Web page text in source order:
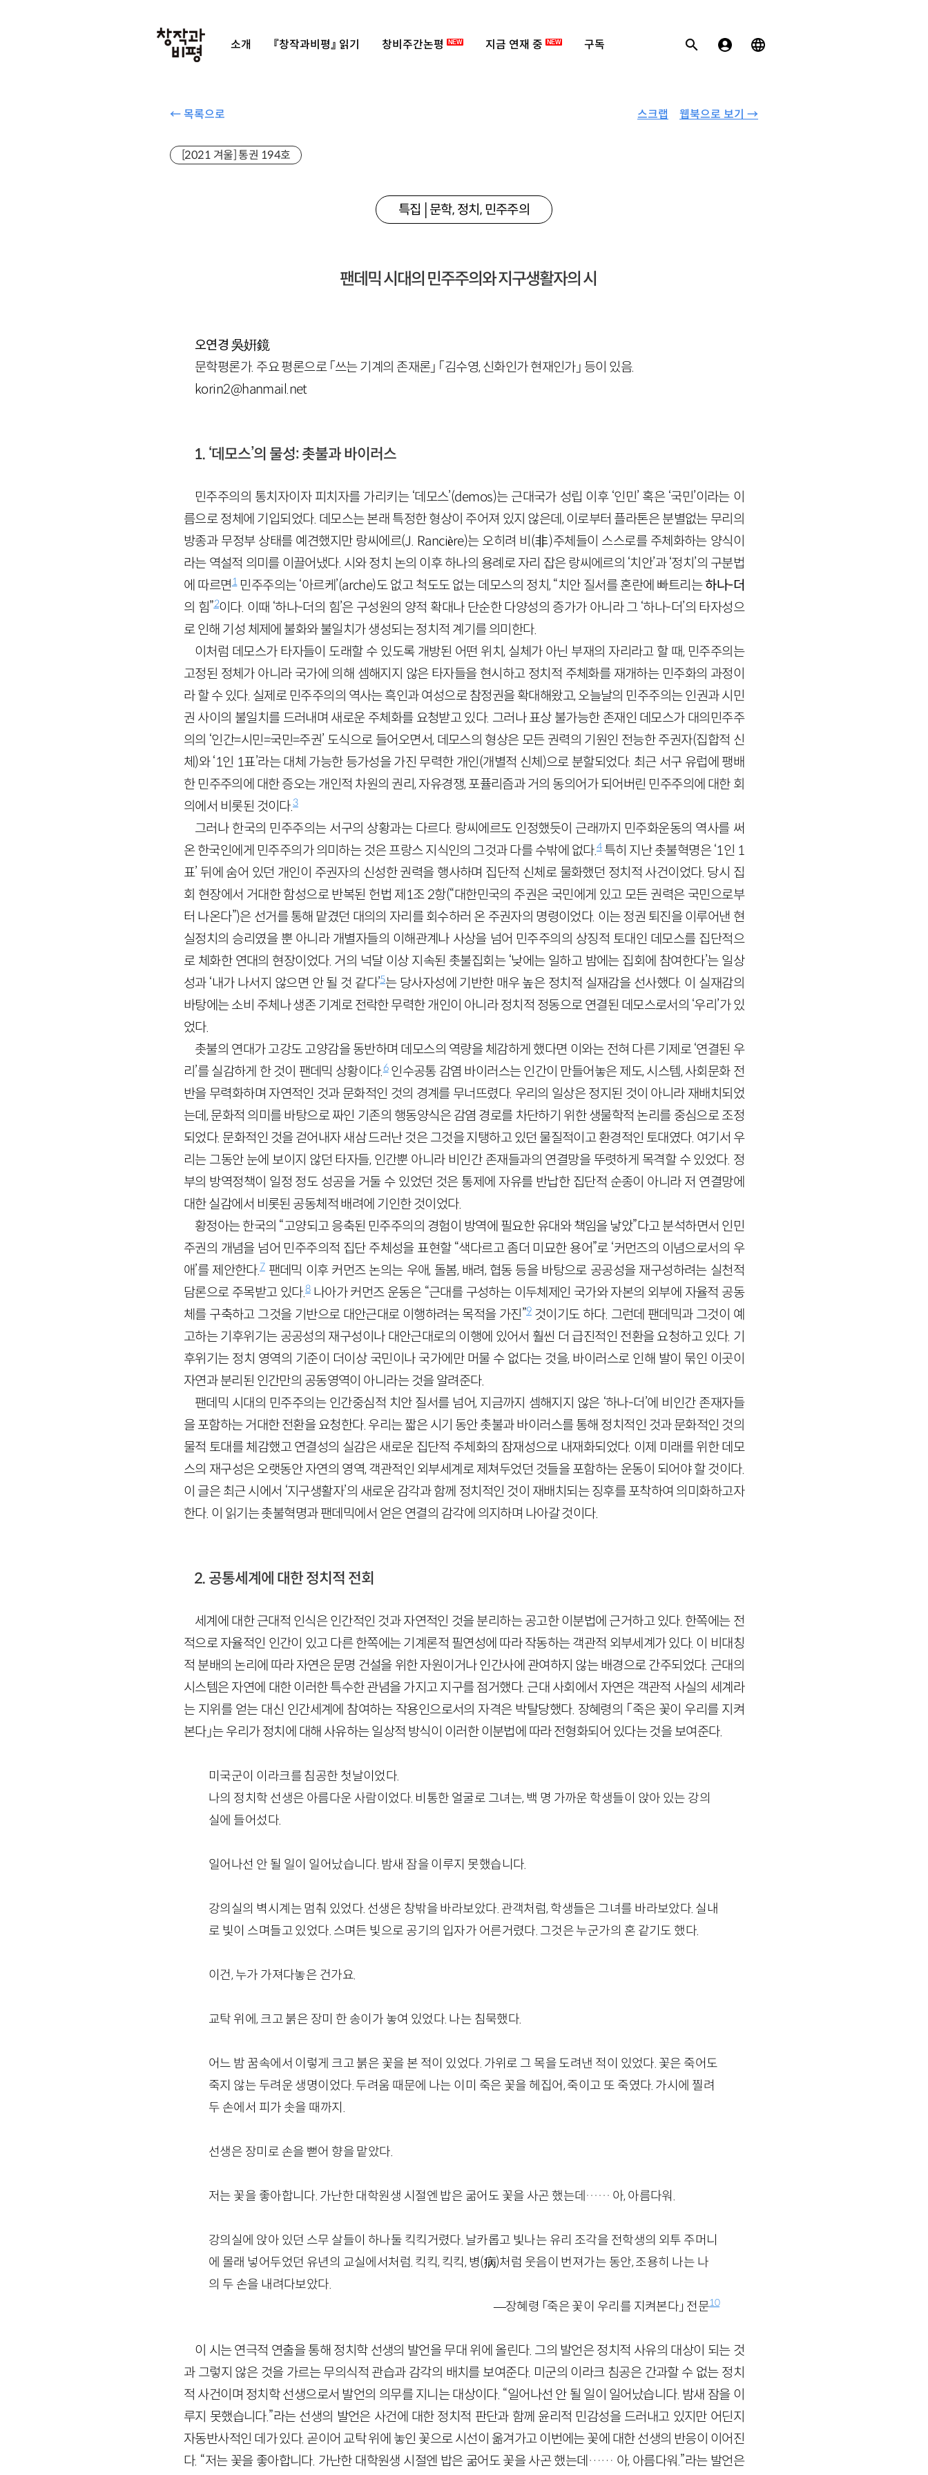
소개 『창작과비평』 읽기 창비주간논평 NEW 지금 연재 중 NEW 구독
← 목록으로 웹북으로 보기 →
스크랩
[2021 겨울] 통권 194호
특집│문학, 정치, 민주주의
팬데믹 시대의 민주주의와 지구생활자의 시
오연경 吳姸鏡
문학평론가. 주요 평론으로 「쓰는 기계의 존재론」 「김수영, 신화인가 현재인가」 등이 있음.
korin2@hanmail.net
1. ‘데모스’의 물성: 촛불과 바이러스
민주주의의 통치자이자 피치자를 가리키는 ‘데모스’(demos)는 근대국가 성립 이후 ‘인민’ 혹은 ‘국민’이라는 이
름으로 정체에 기입되었다. 데모스는 본래 특정한 형상이 주어져 있지 않은데, 이로부터 플라톤은 분별없는 무리의
방종과 무정부 상태를 예견했지만 랑씨에르(J. Rancière)는 오히려 비(非)주체들이 스스로를 주체화하는 양식이
라는 역설적 의미를 이끌어냈다. 시와 정치 논의 이후 하나의 용례로 자리 잡은 랑씨에르의 ‘치안’과 ‘정치’의 구분법
에 따르면1민주주의는 ‘아르케’(arche)도 없고 척도도 없는 데모스의 정치, “치안 질서를 혼란에 빠트리는하나-더
의 힘”2이다. 이때 ‘하나-더의 힘’은 구성원의 양적 확대나 단순한 다양성의 증가가 아니라 그 ‘하나-더’의 타자성으
로 인해 기성 체제에 불화와 불일치가 생성되는 정치적 계기를 의미한다.
이처럼 데모스가 타자들이 도래할 수 있도록 개방된 어떤 위치, 실체가 아닌 부재의 자리라고 할 때, 민주주의는
고정된 정체가 아니라 국가에 의해 셈해지지 않은 타자들을 현시하고 정치적 주체화를 재개하는 민주화의 과정이
라 할 수 있다. 실제로 민주주의의 역사는 흑인과 여성으로 참정권을 확대해왔고, 오늘날의 민주주의는 인권과 시민
권 사이의 불일치를 드러내며 새로운 주체화를 요청받고 있다. 그러나 표상 불가능한 존재인 데모스가 대의민주주
의의 ‘인간=시민=국민=주권’ 도식으로 들어오면서, 데모스의 형상은 모든 권력의 기원인 전능한 주권자(집합적 신
체)와 ‘1인 1표’라는 대체 가능한 등가성을 가진 무력한 개인(개별적 신체)으로 분할되었다. 최근 서구 유럽에 팽배
한 민주주의에 대한 증오는 개인적 차원의 권리, 자유경쟁, 포퓰리즘과 거의 동의어가 되어버린 민주주의에 대한 회
의에서 비롯된 것이다.3
그러나 한국의 민주주의는 서구의 상황과는 다르다. 랑씨에르도 인정했듯이 근래까지 민주화운동의 역사를 써
온 한국인에게 민주주의가 의미하는 것은 프랑스 지식인의 그것과 다를 수밖에 없다.4특히 지난 촛불혁명은 ‘1인 1
표’ 뒤에 숨어 있던 개인이 주권자의 신성한 권력을 행사하며 집단적 신체로 물화했던 정치적 사건이었다. 당시 집
회 현장에서 거대한 함성으로 반복된 헌법 제1조 2항(“대한민국의 주권은 국민에게 있고 모든 권력은 국민으로부
터 나온다”)은 선거를 통해 맡겼던 대의의 자리를 회수하러 온 주권자의 명령이었다. 이는 정권 퇴진을 이루어낸 현
실정치의 승리였을 뿐 아니라 개별자들의 이해관계나 사상을 넘어 민주주의의 상징적 토대인 데모스를 집단적으
로 체화한 연대의 현장이었다. 거의 넉달 이상 지속된 촛불집회는 ‘낮에는 일하고 밤에는 집회에 참여한다’는 일상
성과 ‘내가 나서지 않으면 안 될 것 같다’5는 당사자성에 기반한 매우 높은 정치적 실재감을 선사했다. 이 실재감의
바탕에는 소비 주체나 생존 기계로 전락한 무력한 개인이 아니라 정치적 정동으로 연결된 데모스로서의 ‘우리’가 있
었다.
촛불의 연대가 고강도 고양감을 동반하며 데모스의 역량을 체감하게 했다면 이와는 전혀 다른 기제로 ‘연결된 우
리’를 실감하게 한 것이 팬데믹 상황이다.6인수공통 감염 바이러스는 인간이 만들어놓은 제도, 시스템, 사회문화 전
반을 무력화하며 자연적인 것과 문화적인 것의 경계를 무너뜨렸다. 우리의 일상은 정지된 것이 아니라 재배치되었
는데, 문화적 의미를 바탕으로 짜인 기존의 행동양식은 감염 경로를 차단하기 위한 생물학적 논리를 중심으로 조정
되었다. 문화적인 것을 걷어내자 새삼 드러난 것은 그것을 지탱하고 있던 물질적이고 환경적인 토대였다. 여기서 우
리는 그동안 눈에 보이지 않던 타자들, 인간뿐 아니라 비인간 존재들과의 연결망을 뚜렷하게 목격할 수 있었다. 정
부의 방역정책이 일정 정도 성공을 거둘 수 있었던 것은 통제에 자유를 반납한 집단적 순종이 아니라 저 연결망에
대한 실감에서 비롯된 공동체적 배려에 기인한 것이었다.
황정아는 한국의 “고양되고 응축된 민주주의의 경험이 방역에 필요한 유대와 책임을 낳았”다고 분석하면서 인민
주권의 개념을 넘어 민주주의적 집단 주체성을 표현할 “색다르고 좀더 미묘한 용어”로 ‘커먼즈의 이념으로서의 우
애’를 제안한다.7팬데믹 이후 커먼즈 논의는 우애, 돌봄, 배려, 협동 등을 바탕으로 공공성을 재구성하려는 실천적
담론으로 주목받고 있다.8나아가 커먼즈 운동은 “근대를 구성하는 이두체제인 국가와 자본의 외부에 자율적 공동
체를 구축하고 그것을 기반으로 대안근대로 이행하려는 목적을 가진”9것이기도 하다. 그런데 팬데믹과 그것이 예
고하는 기후위기는 공공성의 재구성이나 대안근대로의 이행에 있어서 훨씬 더 급진적인 전환을 요청하고 있다. 기
후위기는 정치 영역의 기준이 더이상 국민이나 국가에만 머물 수 없다는 것을, 바이러스로 인해 발이 묶인 이곳이
자연과 분리된 인간만의 공동영역이 아니라는 것을 알려준다.
팬데믹 시대의 민주주의는 인간중심적 치안 질서를 넘어, 지금까지 셈해지지 않은 ‘하나-더’에 비인간 존재자들
을 포함하는 거대한 전환을 요청한다. 우리는 짧은 시기 동안 촛불과 바이러스를 통해 정치적인 것과 문화적인 것의
물적 토대를 체감했고 연결성의 실감은 새로운 집단적 주체화의 잠재성으로 내재화되었다. 이제 미래를 위한 데모
스의 재구성은 오랫동안 자연의 영역, 객관적인 외부세계로 제쳐두었던 것들을 포함하는 운동이 되어야 할 것이다.
이 글은 최근 시에서 ‘지구생활자’의 새로운 감각과 함께 정치적인 것이 재배치되는 징후를 포착하여 의미화하고자
한다. 이 읽기는 촛불혁명과 팬데믹에서 얻은 연결의 감각에 의지하며 나아갈 것이다.
2. 공통세계에 대한 정치적 전회
세계에 대한 근대적 인식은 인간적인 것과 자연적인 것을 분리하는 공고한 이분법에 근거하고 있다. 한쪽에는 전
적으로 자율적인 인간이 있고 다른 한쪽에는 기계론적 필연성에 따라 작동하는 객관적 외부세계가 있다. 이 비대칭
적 분배의 논리에 따라 자연은 문명 건설을 위한 자원이거나 인간사에 관여하지 않는 배경으로 간주되었다. 근대의
시스템은 자연에 대한 이러한 특수한 관념을 가지고 지구를 점거했다. 근대 사회에서 자연은 객관적 사실의 세계라
는 지위를 얻는 대신 인간세계에 참여하는 작용인으로서의 자격은 박탈당했다. 장혜령의 「죽은 꽃이 우리를 지켜
본다」는 우리가 정치에 대해 사유하는 일상적 방식이 이러한 이분법에 따라 전형화되어 있다는 것을 보여준다.
미국군이 이라크를 침공한 첫날이었다.
나의 정치학 선생은 아름다운 사람이었다. 비통한 얼굴로 그녀는, 백 명 가까운 학생들이 앉아 있는 강의
실에 들어섰다.
일어나선 안 될 일이 일어났습니다. 밤새 잠을 이루지 못했습니다.
강의실의 벽시계는 멈춰 있었다. 선생은 창밖을 바라보았다. 관객처럼, 학생들은 그녀를 바라보았다. 실내
로 빛이 스며들고 있었다. 스며든 빛으로 공기의 입자가 어른거렸다. 그것은 누군가의 혼 같기도 했다.
이건, 누가 가져다놓은 건가요.
교탁 위에, 크고 붉은 장미 한 송이가 놓여 있었다. 나는 침묵했다.
어느 밤 꿈속에서 이렇게 크고 붉은 꽃을 본 적이 있었다. 가위로 그 목을 도려낸 적이 있었다. 꽃은 죽어도
죽지 않는 두려운 생명이었다. 두려움 때문에 나는 이미 죽은 꽃을 헤집어, 죽이고 또 죽였다. 가시에 찔려
두 손에서 피가 솟을 때까지.
선생은 장미로 손을 뻗어 향을 맡았다.
저는 꽃을 좋아합니다. 가난한 대학원생 시절엔 밥은 굶어도 꽃을 사곤 했는데…… 아, 아름다워.
강의실에 앉아 있던 스무 살들이 하나둘 킥킥거렸다. 날카롭고 빛나는 유리 조각을 전학생의 외투 주머니
에 몰래 넣어두었던 유년의 교실에서처럼. 킥킥, 킥킥, 병(病)처럼 웃음이 번져가는 동안, 조용히 나는 나
의 두 손을 내려다보았다.
—장혜령 「죽은 꽃이 우리를 지켜본다」 전문10
이 시는 연극적 연출을 통해 정치학 선생의 발언을 무대 위에 올린다. 그의 발언은 정치적 사유의 대상이 되는 것
과 그렇지 않은 것을 가르는 무의식적 관습과 감각의 배치를 보여준다. 미군의 이라크 침공은 간과할 수 없는 정치
적 사건이며 정치학 선생으로서 발언의 의무를 지니는 대상이다. “일어나선 안 될 일이 일어났습니다. 밤새 잠을 이
루지 못했습니다.”라는 선생의 발언은 사건에 대한 정치적 판단과 함께 윤리적 민감성을 드러내고 있지만 어딘지
자동반사적인 데가 있다. 곧이어 교탁 위에 놓인 꽃으로 시선이 옮겨가고 이번에는 꽃에 대한 선생의 반응이 이어진
다. “저는 꽃을 좋아합니다. 가난한 대학원생 시절엔 밥은 굶어도 꽃을 사곤 했는데…… 아, 아름다워.”라는 발언은